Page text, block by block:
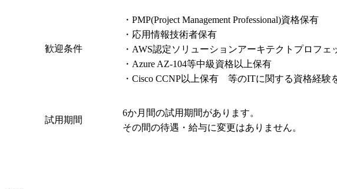
歓迎条件
・PMP(Project Management Professional)資格保有
・応用情報技術者保有
・AWS認定ソリューションアーキテクトプロフェ
・Azure AZ-104等中級資格以上保有
・Cisco CCNP以上保有 等のITに関する資格経験
試用期間
6か月間の試用期間があります。
その間の待遇・給与に変更はありません。